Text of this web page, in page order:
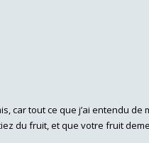
car tout ce que j’ai entendu de
du fruit, et que votre fruit